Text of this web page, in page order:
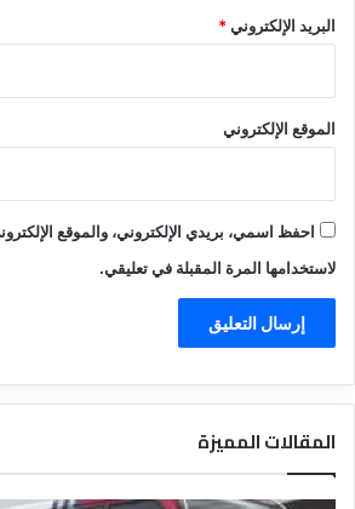
البريد الإلكتروني*
الموقع الإلكتروني
احفظ اسمي، بريدي الإلكتروني، والموقع
لاستخدامها المرة المقبلة في تعليقي.
المقالات المميزة